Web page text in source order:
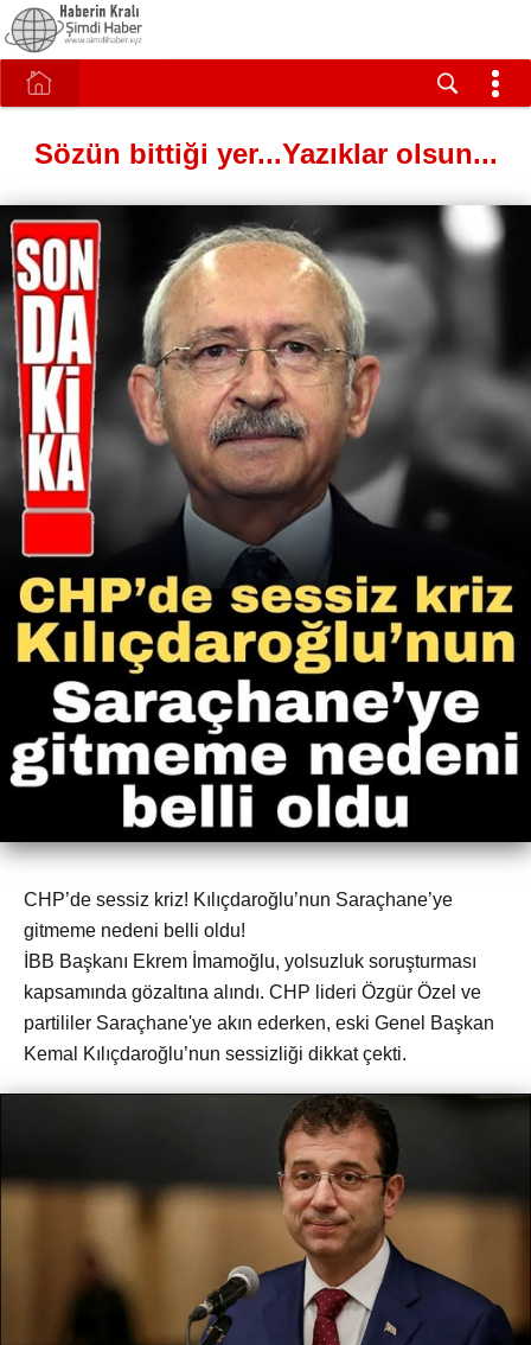
Sözün bittiği yer...Yazıklar olsun...
CHP’de sessiz kriz! Kılıçdaroğlu’nun Saraçhane’ye
gitmeme nedeni belli oldu!
İBB Başkanı Ekrem İmamoğlu, yolsuzluk soruşturması
kapsamında gözaltına alındı. CHP lideri Özgür Özel ve
partililer Saraçhane'ye akın ederken, eski Genel Başkan
Kemal Kılıçdaroğlu’nun sessizliği dikkat çekti.